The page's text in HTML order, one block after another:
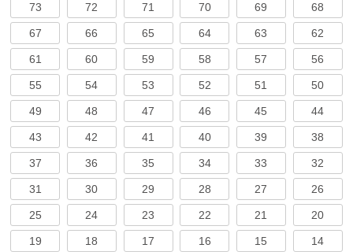
73 72 71 70 69 68
67 66 65 64 63 62
61 60 59 58 57 56
55 54 53 52 51 50
49 48 47 46 45 44
43 42 41 40 39 38
37 36 35 34 33 32
31 30 29 28 27 26
25 24 23 22 21 20
19 18 17 16 15 14